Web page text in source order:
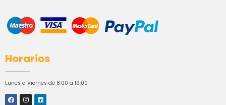
Horarios
Lunes a Viernes de 8:00 a 19:00